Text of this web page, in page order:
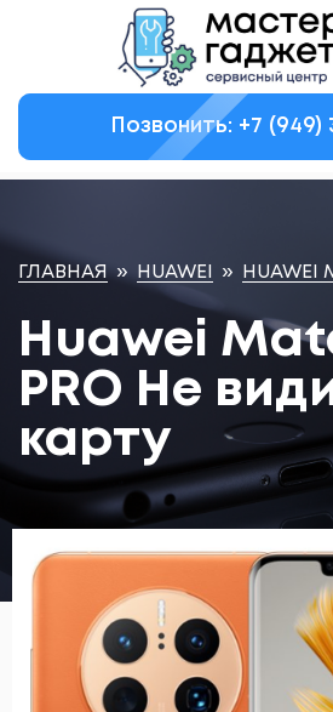
Позвонить: +7 (949)
ГЛАВНАЯ » HUAWEI » HUAWEI
Huawei
PRO Не
карту